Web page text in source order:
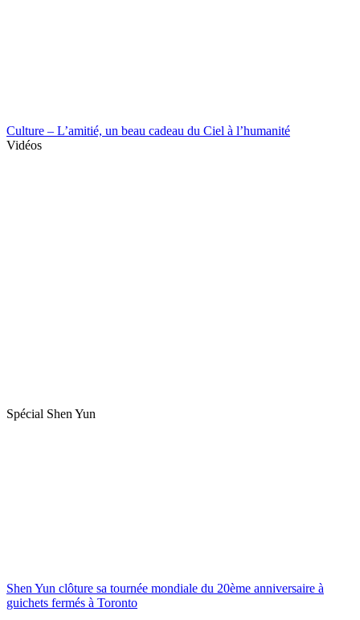
Culture – L’amitié, un beau cadeau du Ciel à l’humanité
Vidéos
Spécial Shen Yun
Shen Yun clôture sa tournée mondiale du 20ème anniversaire à
guichets fermés à Toronto